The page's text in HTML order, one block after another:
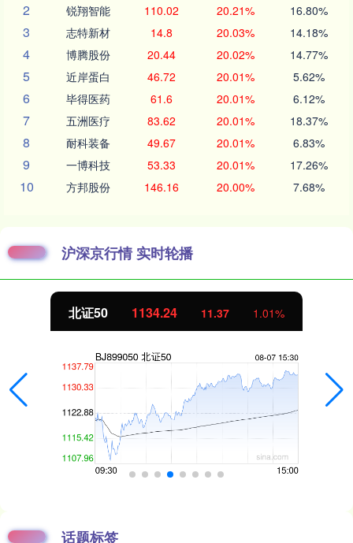
2 锐翔智能 110.02 20.21% 16.80%
3 志特新材 14.8 20.03% 14.18%
4 博腾股份 20.44 20.02% 14.77%
5 近岸蛋白 46.72 20.01% 5.62%
6 毕得医药 61.6 20.01% 6.12%
7 五洲医疗 83.62 20.01% 18.37%
8 耐科装备 49.67 20.01% 6.83%
9 一博科技 53.33 20.01% 17.26%
10 方邦股份 146.16 20.00% 7.68%
沪深京行情 实时轮播
北证50 1134.24 11.37 1.01%
话题标签